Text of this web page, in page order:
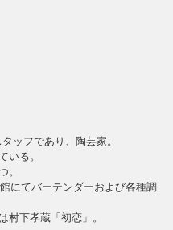
ッフであり、陶芸家。
いる。
。
にてバーテンダーおよび各種調
村下孝蔵「初恋」。